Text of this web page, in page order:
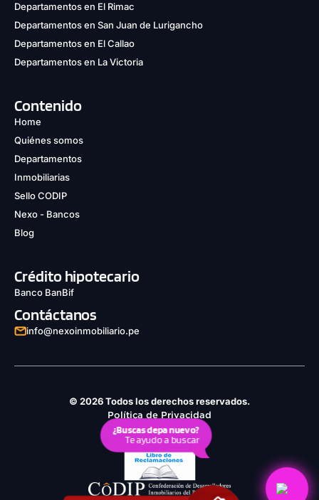
Departamentos en El Rimac
Departamentos en San Juan de Lurigancho
Departamentos en El Callao
Departamentos en La Victoria
Contenido
Home
Quiénes somos
Departamentos
Inmobiliarias
Sello CODIP
Nexo - Bancos
Blog
Crédito hipotecario
Banco BanBif
Contáctanos
info@nexoinmobiliario.pe
© 2026 Todos los derechos reservados.
Política de Privacidad
Derechos ARCO
Política de Cookies
¿Buscas depa nuevo?
Te ayudo a buscar